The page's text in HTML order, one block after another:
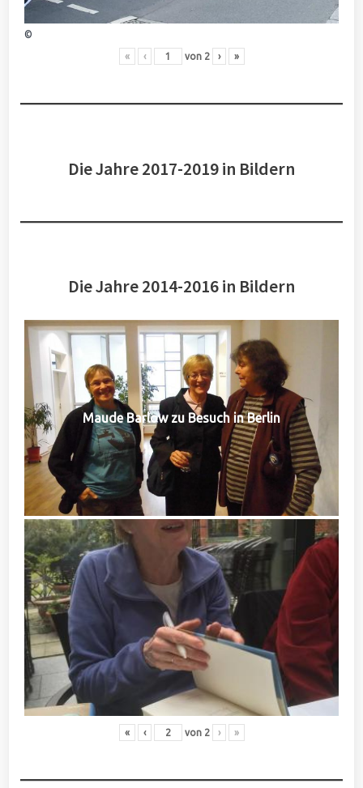
©
« ‹ von 2 › »
Die Jahre 2017-2019 in Bildern
Die Jahre 2014-2016 in Bildern
Maude Barlow zu Besuch in Berlin
« ‹ von 2 › »